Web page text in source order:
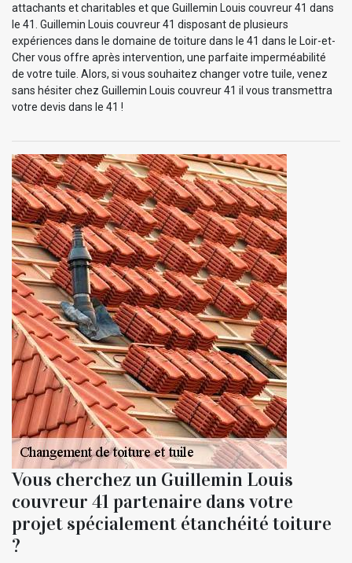
attachants et charitables et que Guillemin Louis couvreur 41 dans
le 41. Guillemin Louis couvreur 41 disposant de plusieurs
expériences dans le domaine de toiture dans le 41 dans le Loir-et-
Cher vous offre après intervention, une parfaite imperméabilité
de votre tuile. Alors, si vous souhaitez changer votre tuile, venez
sans hésiter chez Guillemin Louis couvreur 41 il vous transmettra
votre devis dans le 41 !
Vous cherchez un Guillemin Louis
couvreur 41 partenaire dans votre
projet spécialement étanchéité toiture
?